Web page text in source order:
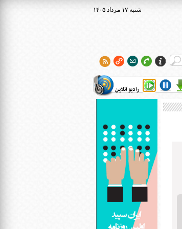
۱۴۰۵ شنبه ۱۷ مرداد
رادیو آنلاین